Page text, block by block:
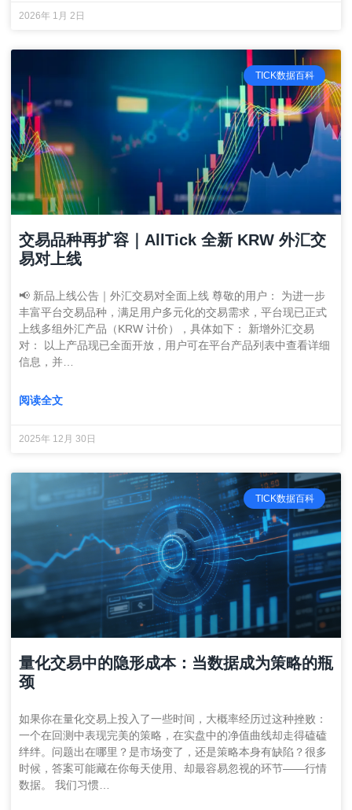
2026年 1月 2日
TICK数据百科
交易品种再扩容｜AllTick 全新 KRW 外汇交
易对上线
📢 新品上线公告｜外汇交易对全面上线 尊敬的用户： 为进一步
丰富平台交易品种，满足用户多元化的交易需求，平台现已正式
上线多组外汇产品（KRW 计价），具体如下： 新增外汇交易
对： 以上产品现已全面开放，用户可在平台产品列表中查看详细
信息，并…
阅读全文
2025年 12月 30日
TICK数据百科
量化交易中的隐形成本：当数据成为策略的瓶
颈
如果你在量化交易上投入了一些时间，大概率经历过这种挫败：
一个在回测中表现完美的策略，在实盘中的净值曲线却走得磕磕
绊绊。问题出在哪里？是市场变了，还是策略本身有缺陷？很多
时候，答案可能藏在你每天使用、却最容易忽视的环节——行情
数据。 我们习惯…